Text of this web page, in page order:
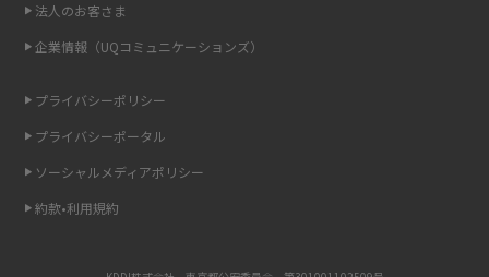
Bluetooth®とは？Wi-Fiとの違いやスマホ・PCとの接続方法を解説
紹介
方法を詳しく解説
法人のお客さま
企業情報（UQコミュニケーションズ）
プライバシーポリシー
プライバシーポータル
ソーシャルメディアポリシー
約款•利用規約